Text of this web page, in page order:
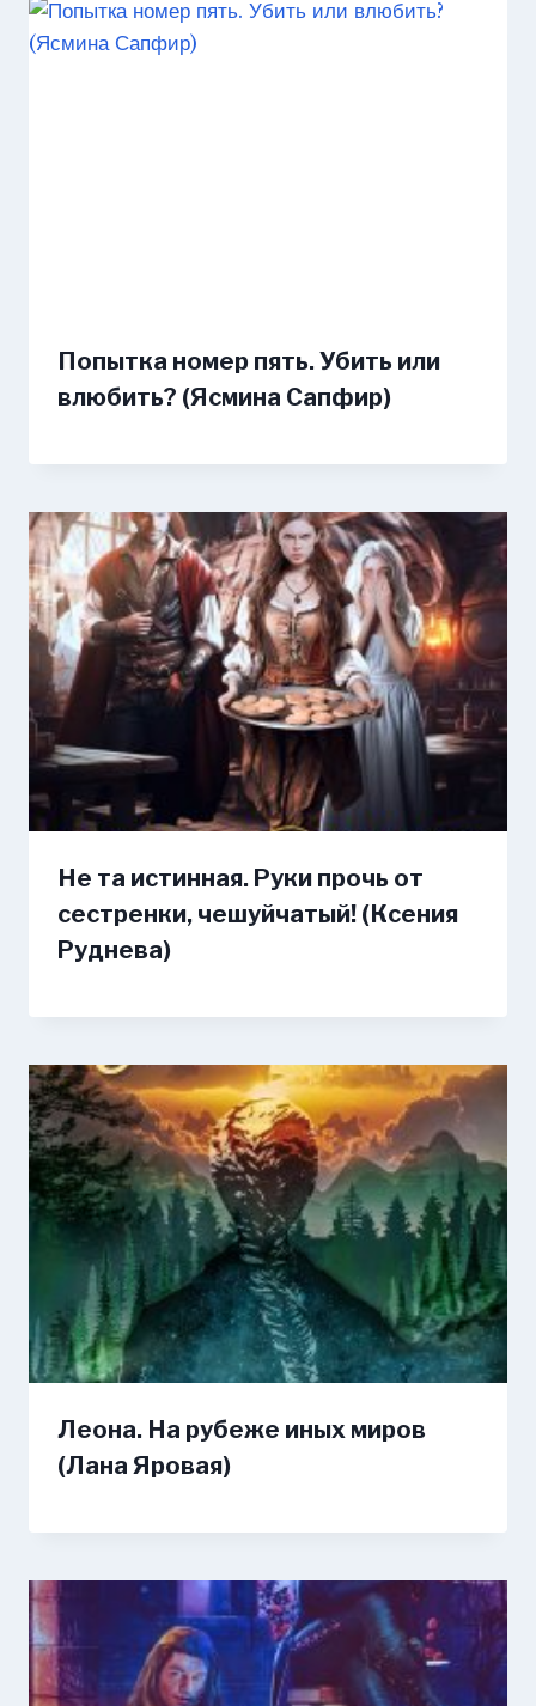
Попытка номер пять. Убить или
влюбить? (Ясмина Сапфир)
Не та истинная. Руки прочь от
сестренки, чешуйчатый! (Ксения
Руднева)
Леона. На рубеже иных миров
(Лана Яровая)